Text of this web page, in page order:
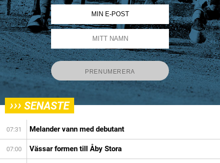
››› SENASTE
07:31 Melander vann med debutant
07:00 Vässar formen till Åby Stora